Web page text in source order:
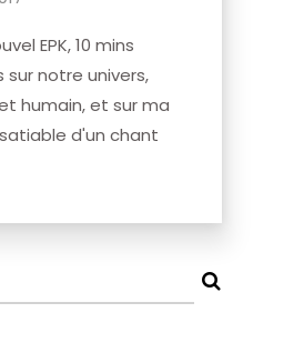
EPK, 10 mins
sur notre univers,
humain, et sur ma
d'un chant